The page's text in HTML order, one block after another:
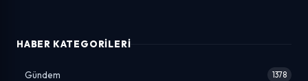
HABER KATEGORILERI
Gündem 1378